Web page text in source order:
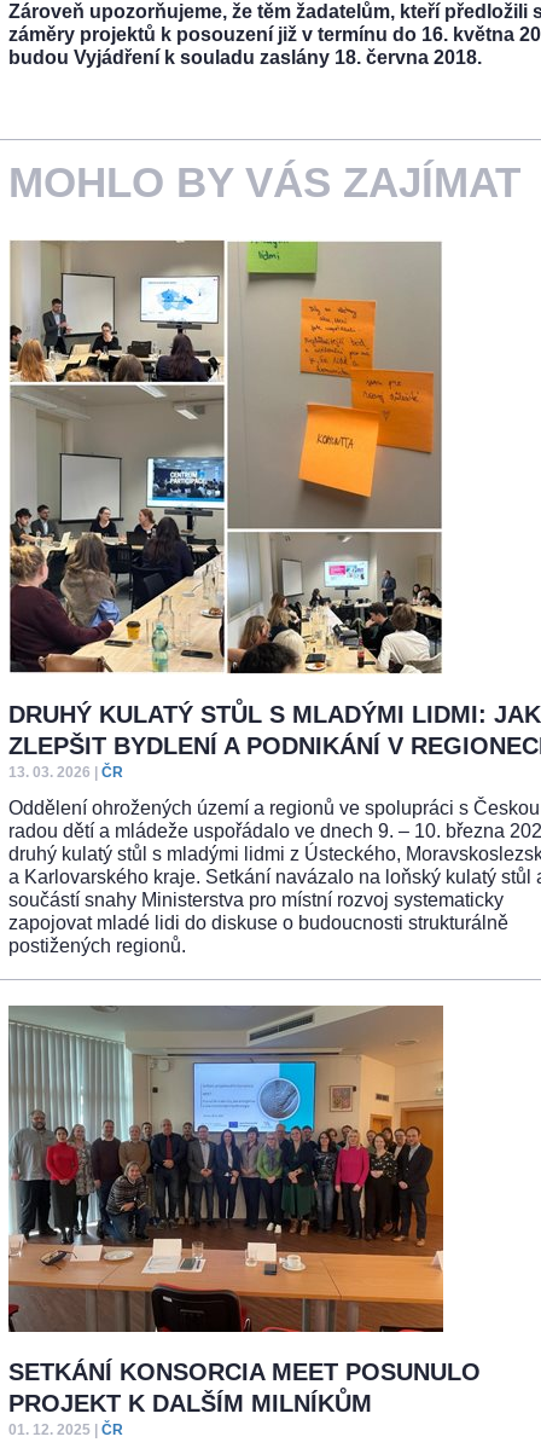
Zároveň upozorňujeme, že těm žadatelům, kteří předložili
záměry projektů k posouzení již v termínu do 16. května
budou Vyjádření k souladu zaslány 18. června 2018.
MOHLO BY VÁS ZAJÍMAT
DRUHÝ KULATÝ STŮL S MLADÝMI LIDMI: JAK
ZLEPŠIT BYDLENÍ A PODNIKÁNÍ V
13. 03. 2026 ČR
Oddělení ohrožených území a regionů ve spolupráci s Českou
radou dětí a mládeže uspořádalo ve dnech 9. – 10. března
druhý kulatý stůl s mladými lidmi z Ústeckého,
a Karlovarského kraje. Setkání navázalo na loňský kulatý stůl
součástí snahy Ministerstva pro místní rozvoj systematicky
zapojovat mladé lidi do diskuse o budoucnosti strukturálně
postižených regionů.
SETKÁNÍ KONSORCIA MEET POSUNULO
PROJEKT K DALŠÍM MILNÍKŮM
01. 12. 2025 ČR